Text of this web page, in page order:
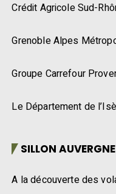
Crédit Agricole Sud-
Grenoble Alpes
Groupe Carrefour
Le Département de
SILLON
A la découverte des